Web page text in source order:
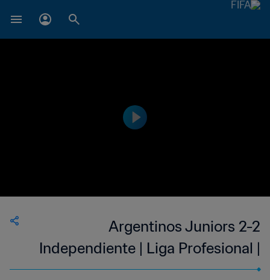
Argentinos Juniors 2-2
Independiente | Liga Profesional |
07 May 2023